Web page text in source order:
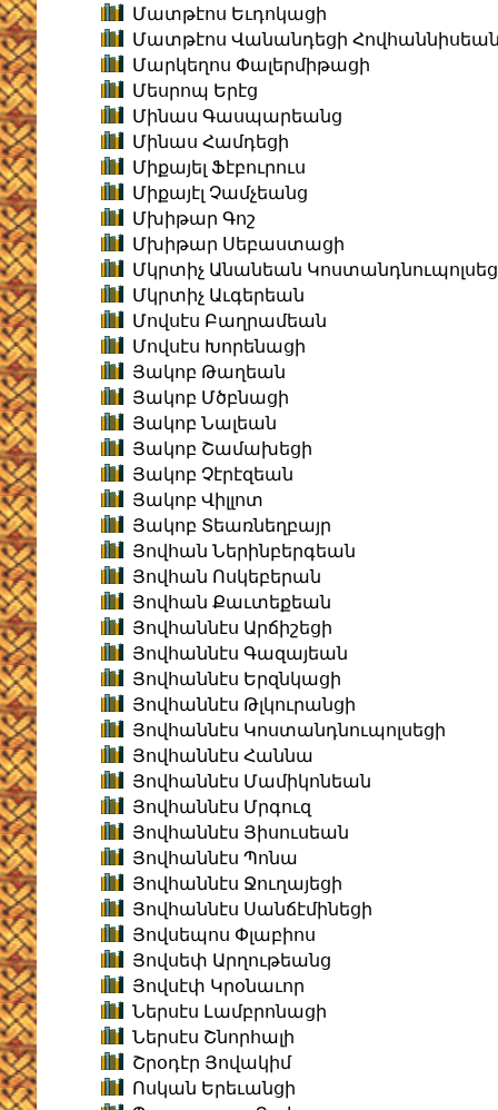
Մատթէոս Եւդոկացի
Մատթէոս Վանանդեցի
Մարկեղոս Փալերմիթացի
Մեսրոպ Երէց
Մինաս Գասպարեանց
Մինաս Համդեցի
Միքայել Ֆէբուրուս
Միքայէլ Չամչեանց
Մխիթար Գոշ
Մխիթար Սեբաստացի
Մկրտիչ Անանեան
Մկրտիչ Աւգերեան
Մովսէս Բաղրամեան
Մովսէս Խորենացի
Յակոբ Թաղեան
Յակոբ Մծբնացի
Յակոբ Նալեան
Յակոբ Շամախեցի
Յակոբ Չէրէզեան
Յակոբ Վիլլոտ
Յակոբ Տեառնեղբայր
Յովհան Ներինբերգեան
Յովհան Ոսկեբերան
Յովհան Քաւտեքեան
Յովհաննէս Արճիշեցի
Յովհաննէս Գազայեան
Յովհաննէս Երզնկացի
Յովհաննէս Թլկուրանցի
Յովհաննէս Կոստանդնուպոլսեցի
Յովհաննէս Հաննա
Յովհաննէս Մամիկոնեան
Յովհաննէս Մրգուզ
Յովհաննէս Յիսուսեան
Յովհաննէս Պոնա
Յովհաննէս Ջուղայեցի
Յովհաննէս Սանճէմինեցի
Յովսեպոս Փլաբիոս
Յովսեփ Արղութեանց
Յովսէփ Կրօնաւոր
Ներսէս Լամբրոնացի
Ներսէս Շնորհալի
Շրօդէր Յովակիմ
Ոսկան Երեւանցի